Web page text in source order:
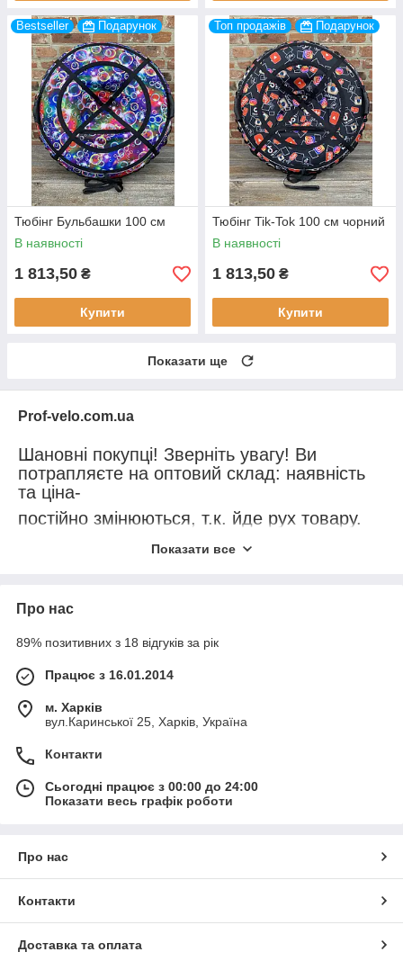
Bestseller Подарунок
Тюбінг Бульбашки 100 см
В наявності
1 813,50 ₴
Купити
Топ продажів Подарунок
Тюбінг Tik-Tok 100 см чорний
В наявності
1 813,50 ₴
Купити
Показати ще
Prof-velo.com.ua
Шановні покупці! Зверніть увагу! Ви
потрапляєте на оптовий склад: наявність
та ціна-
постійно змінюються, т.к. йде рух товару.
Уточнюйте перед покупкою наявність та
Наша компанія здійснює
спорттоварів:
-дитячий транспорт:
дитячі триколісні та двоколісні велосипеди,
педальні карти та веломобілі,
електромобілі та квадроцикли,
гіроскутери.
А також величезний асортимент прогулянкових колясок,
дитячих авто-крісел та їх різновиди,
Великий асортименти рюкзаків для мам і не тільки!!! більше
21 забарвлення.
Дитячий велотранспорт оптом!
Користь від здорового способу життя незаперечна. Активний
відпочинок та регулярне фізичне навантаження життєво
Показати все
Про нас
89% позитивних з 18 відгуків за рік
Працює з 16.01.2014
м. Харків
вул.Каринської 25, Харків, Україна
Контакти
Сьогодні працює з 00:00 до 24:00
Показати весь графік роботи
Про нас
Контакти
Доставка та оплата